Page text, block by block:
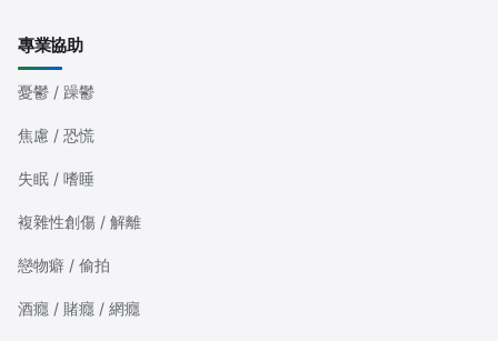
專業協助
憂鬱 / 躁鬱
焦慮 / 恐慌
失眠 / 嗜睡
複雜性創傷 / 解離
戀物癖 / 偷拍
酒癮 / 賭癮 / 網癮